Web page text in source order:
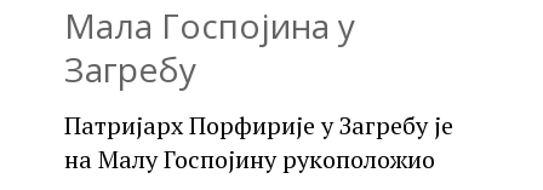
Мала Госпојина у
Загребу
Патријарх Порфирије у Загребу је
на Малу Госпојину рукоположио